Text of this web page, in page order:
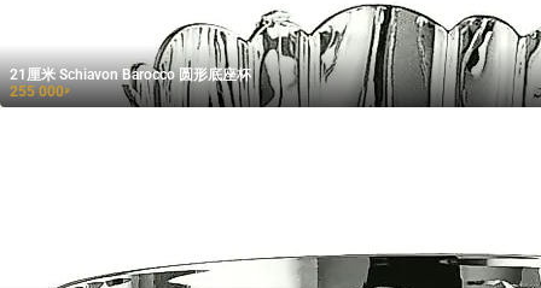
21厘米 Schiavon Barocco 圆形底座杯
255 000₽